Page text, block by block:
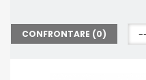
CONFRONTARE (0)